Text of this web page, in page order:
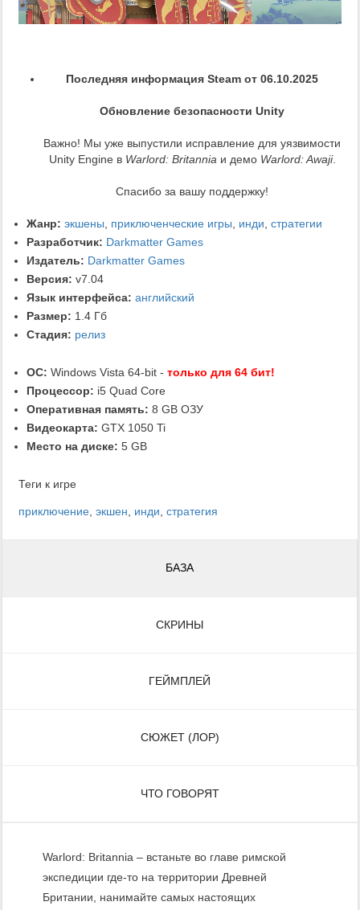
Последняя информация Steam от 06.10.2025
Обновление безопасности Unity
Важно! Мы уже выпустили исправление для уязвимости
Unity Engine в Warlord: Britanniaи демо Warlord: Awaji.
Спасибо за вашу поддержку!
Жанр: экшены, приключенческие игры, инди, стратегии
Разработчик: Darkmatter Games
Издатель: Darkmatter Games
Версия: v7.04
Язык интерфейса: английский
Размер: 1.4 Гб
Стадия: релиз
ОС: Windows Vista 64-bit - только для 64 бит!
Процессор: i5 Quad Core
Оперативная память: 8 GB ОЗУ
Видеокарта: GTX 1050 Ti
Место на диске: 5 GB
Теги к игре
приключение, экшен, инди, стратегия
БАЗА
СКРИНЫ
ГЕЙМПЛЕЙ
СЮЖЕТ (ЛОР)
ЧТО ГОВОРЯТ
Warlord: Britannia – встаньте во главе римской
экспедиции где-то на территории Древней
Британии, нанимайте самых настоящих